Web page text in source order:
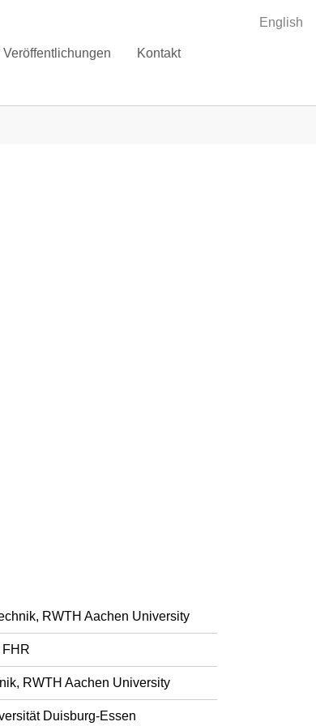
English
Veröffentlichungen Kontakt
RWTH Aachen University
FHR
RWTH Aachen University
Duisburg-Essen